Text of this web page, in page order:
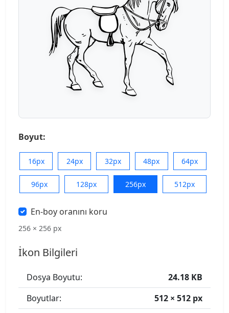
Boyut:
16px 24px 32px 48px 64px
96px 128px 256px 512px
En-boy oranını koru
256 × 256 px
İkon Bilgileri
Dosya Boyutu:
24.18 KB
Boyutlar:
512 × 512 px